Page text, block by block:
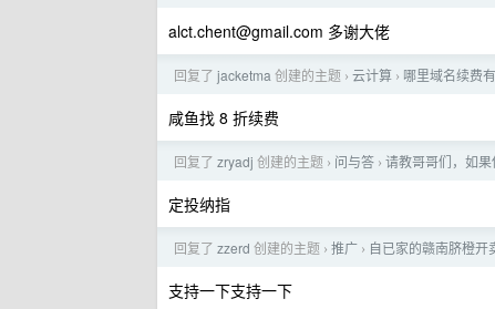
alct.chent@gmail.com 多谢大佬
回复了 jacketma 创建的主题 › 云计算 › 哪里域名续费
咸鱼找 8 折续费
回复了 zryadj 创建的主题 › 问与答 › 请教哥哥们，如
定投纳指
回复了 zzerd 创建的主题 › 推广 › 自已家的赣南脐橙开
支持一下支持一下